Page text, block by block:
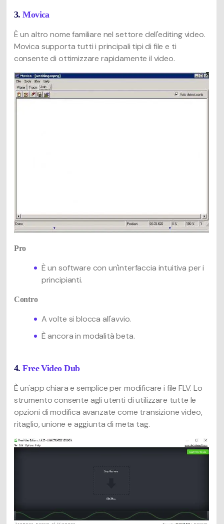
3. Movica
È un altro nome familiare nel settore dell'editing video.
Movica supporta tutti i principali tipi di file e ti
consente di ottimizzare rapidamente il video.
Pro
È un software con un'interfaccia intuitiva per i
principianti.
Contro
A volte si blocca all'avvio.
È ancora in modalità beta.
4. Free Video Dub
È un'app chiara e semplice per modificare i file FLV. Lo
strumento consente agli utenti di utilizzare tutte le
opzioni di modifica avanzate come transizione video,
ritaglio, unione e aggiunta di meta tag.